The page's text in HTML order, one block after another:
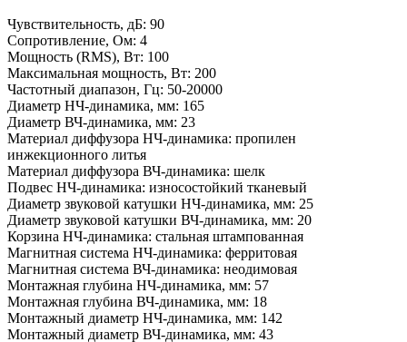
Чувствительность, дБ: 90
Сопротивление, Ом: 4
Мощность (RMS), Вт: 100
Максимальная мощность, Вт: 200
Частотный диапазон, Гц: 50-20000
Диаметр НЧ-динамика, мм: 165
Диаметр ВЧ-динамика, мм: 23
Материал диффузора НЧ-динамика: пропилен
инжекционного литья
Материал диффузора ВЧ-динамика: шелк
Подвес НЧ-динамика: износостойкий тканевый
Диаметр звуковой катушки НЧ-динамика, мм: 25
Диаметр звуковой катушки ВЧ-динамика, мм: 20
Корзина НЧ-динамика: стальная штампованная
Магнитная система НЧ-динамика: ферритовая
Магнитная система ВЧ-динамика: неодимовая
Монтажная глубина НЧ-динамика, мм: 57
Монтажная глубина ВЧ-динамика, мм: 18
Монтажный диаметр НЧ-динамика, мм: 142
Монтажный диаметр ВЧ-динамика, мм: 43